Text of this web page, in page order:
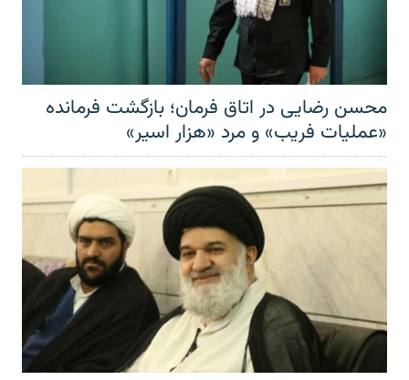
محسن رضایی در اتاق فرمان؛ بازگشت فرمانده
«عملیات فریب» و مرد «هزار اسیر»